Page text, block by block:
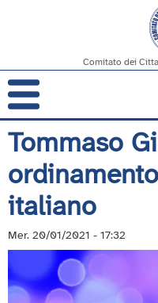
Salta
contenuto
principale
Comitato dei
Navigazione
principale
Tommaso
italiano
Mer. 20/01/2021 - 17:32